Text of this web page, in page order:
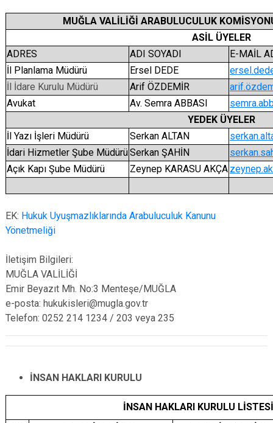
MUĞLA VALİLİĞİ ARABULUCULUK
ASİL ÜYELER
ADRES
ADI SOYADI
E-MAİL
İl Planlama Müdürü
Ersel DEDE
İl İdare Kurulu Müdürü
Arif ÖZDEMİR
Avukat
Av. Semra ABBASI
YEDEK ÜYELER
İl Yazı İşleri Müdürü
Serkan ALTAN
İdari Hizmetler Şube MüdürüSerkan ŞAHİN
Açık Kapı Şube Müdürü
Zeynep KARASU AKÇA
EK: Hukuk Uyuşmazlıklarında Arabuluculuk Kanunu
Yönetmeliği
İletişim Bilgileri:
MUĞLA VALİLİĞİ
Emir Beyazıt Mh. No:3 Menteşe/MUĞLA
e-posta: hukukisleri@mugla.gov.tr
Telefon: 0252 214 1234 / 203 veya 235
İNSAN HAKLARI KURULU
İNSAN HAKLARI KURULU LİSTESİ